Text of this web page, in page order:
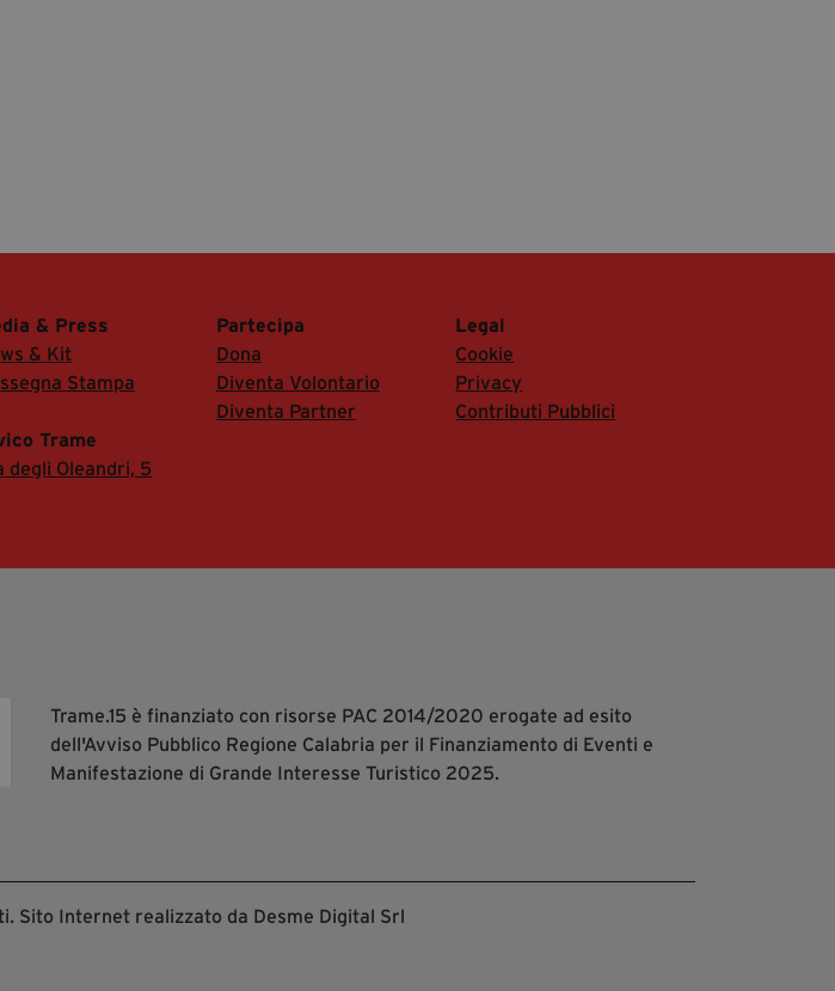
& Press
& Kit
Stampa
Partecipa
Dona
Diventa Volontario
Diventa Partner
Legal
Cookie
Privacy
Contributi Pubblici
Trame
degli Oleandri, 5
Trame.15 è finanziato con risorse PAC 2014/2020 erogate ad esito
dell'Avviso Pubblico Regione Calabria per il Finanziamento di Eventi e
Manifestazione di Grande Interesse Turistico 2025.
Sito Internet realizzato da Desme Digital Srl